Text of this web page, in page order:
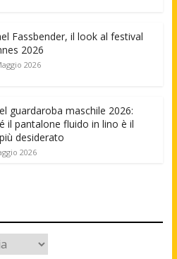
Fassbender, il look al festival
2026
2026
guardaroba maschile 2026:
il pantalone fluido in lino è il
desiderato
2026